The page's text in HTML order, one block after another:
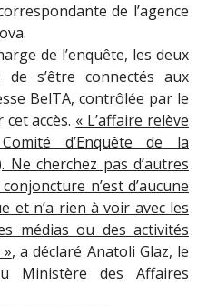
de l’agence
de l’enquête, les deux
de s’être connectés aux
BelTA, contrôlée par le
accès. « L’affaire relève
d’Enquête de la
cherchez pas d’autres
n’est d’aucune
et n’a rien à voir avec les
médias ou des activités
, a déclaré Anatoli Glaz, le
Ministère des Affaires